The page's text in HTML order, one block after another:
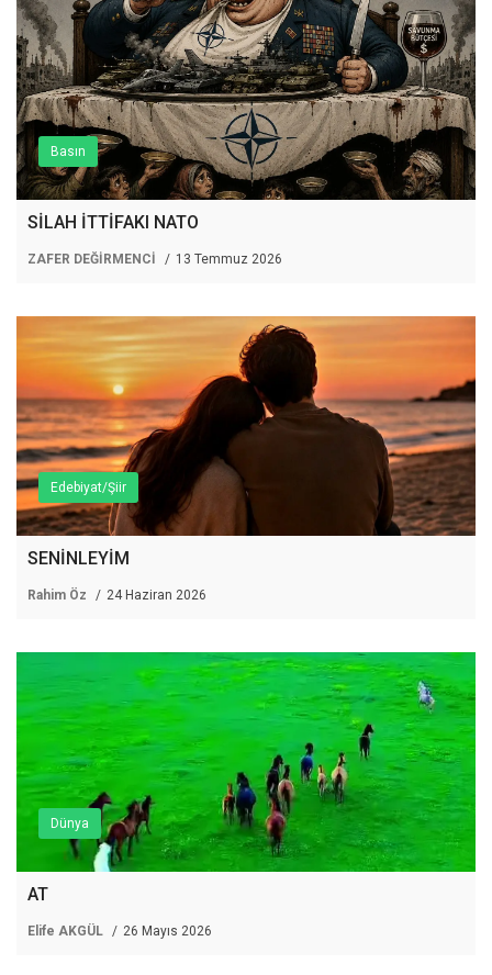
Basın
SİLAH İTTİFAKI NATO
ZAFER DEĞİRMENCİ 13 Temmuz 2026
Edebiyat/Şiir
SENİNLEYİM
Rahim Öz 24 Haziran 2026
Dünya
AT
Elife AKGÜL 26 Mayıs 2026